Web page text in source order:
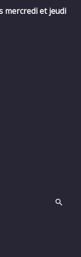
mercredi et jeudi